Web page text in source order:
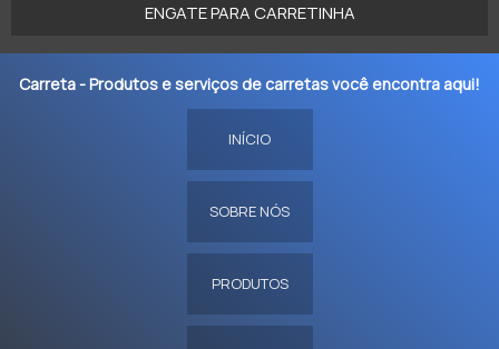
ENGATE PARA CARRETINHA
Carreta - Produtos e serviços de carretas você encontra aqui!
INÍCIO
SOBRE NÓS
PRODUTOS